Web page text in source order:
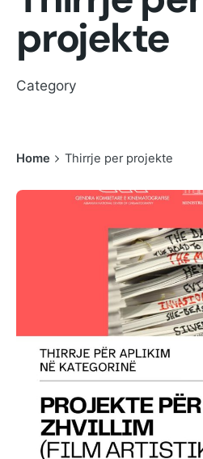
projekte
Category
Home Thirrje per projekte